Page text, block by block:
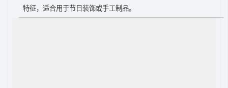
特征，适合用于节日装饰或手工制品。